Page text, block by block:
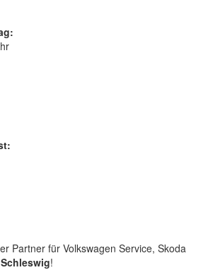
Partner für Volkswagen Service, Skoda
Schleswig!